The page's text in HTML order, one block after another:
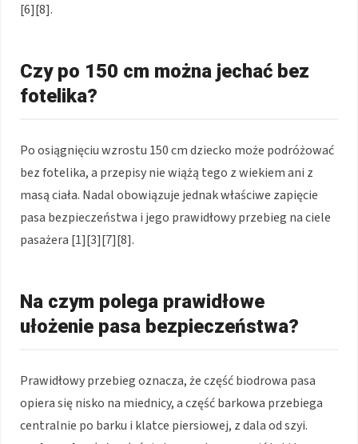
[6][8].
Czy po 150 cm można jechać bez
fotelika?
Po osiągnięciu wzrostu 150 cm dziecko może podróżować
bez fotelika, a przepisy nie wiążą tego z wiekiem ani z
masą ciała. Nadal obowiązuje jednak właściwe zapięcie
pasa bezpieczeństwa i jego prawidłowy przebieg na ciele
pasażera [1][3][7][8].
Na czym polega prawidłowe
ułożenie pasa bezpieczeństwa?
Prawidłowy przebieg oznacza, że część biodrowa pasa
opiera się nisko na miednicy, a część barkowa przebiega
centralnie po barku i klatce piersiowej, z dala od szyi.